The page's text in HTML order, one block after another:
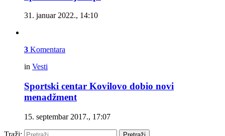
31. januar 2022., 14:10
3 Komentara
in Vesti
Sportski centar Kovilovo dobio novi
menadžment
15. septembar 2017., 17:07
Traži: